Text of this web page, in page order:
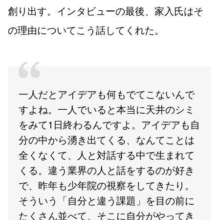
創り出す。インタビューの最後、家入氏はそ
の理由についてこう話してくれた。
一人だとアイデアも何もでてこないんで
すよね。一人でいると本当に天井のシミ
をみて1日終わるんですよ。アイデアも自
分の中から湧き出てくる、なんてことは
全くなくて、人と対話する中で生まれて
くる。違う業界の人と話をするのが好き
で、昨年も少年院の視察をしてきたり。
そういう「自分と違う課題」を目の前に
たくさん並べて、そこに自分がやってき